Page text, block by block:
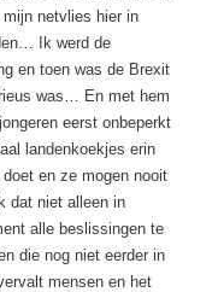
mijn netvlies hier in
Ik werd de
en toen was de Brexit
was… En met hem
eerst onbeperkt
landenkoekjes erin
en ze mogen nooit
dat niet alleen in
alle beslissingen te
die nog niet eerder in
mensen en het